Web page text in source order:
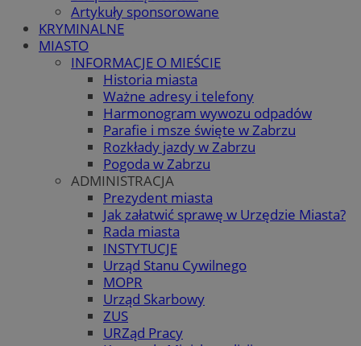
Artykuły sponsorowane
KRYMINALNE
MIASTO
INFORMACJE O MIEŚCIE
Historia miasta
Ważne adresy i telefony
Harmonogram wywozu odpadów
Parafie i msze święte w Zabrzu
Rozkłady jazdy w Zabrzu
Pogoda w Zabrzu
ADMINISTRACJA
Prezydent miasta
Jak załatwić sprawę w Urzędzie Miasta?
Rada miasta
INSTYTUCJE
Urząd Stanu Cywilnego
MOPR
Urząd Skarbowy
ZUS
URZąd Pracy